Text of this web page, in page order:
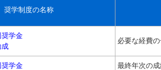
奨学制度の名称
学金
成
必要な経費
学金
最終年次の